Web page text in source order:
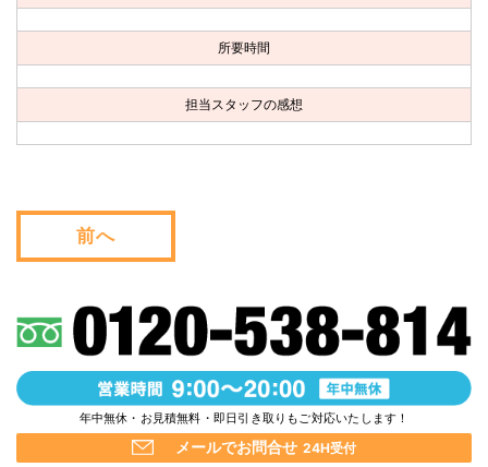
お問い合わせ
会社概要
キャンペーン
所要時間
担当スタッフの感想
前へ
年中無休・お見積無料・即日引き取りもご対応いたします！
メールでお問合せ 24H受付